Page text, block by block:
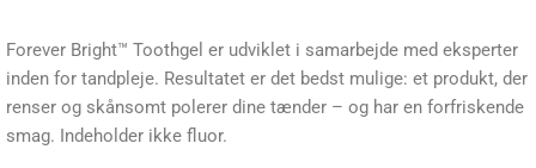
Forever Bright™ Toothgel er udviklet i samarbejde med eksperter
inden for tandpleje. Resultatet er det bedst mulige: et produkt, der
renser og skånsomt polerer dine tænder – og har en forfriskende
smag. Indeholder ikke fluor.